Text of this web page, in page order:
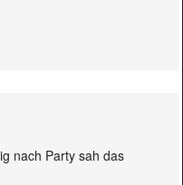
nach Party sah das